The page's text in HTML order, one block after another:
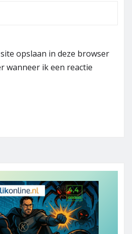
opslaan in deze browser
wanneer ik een reactie